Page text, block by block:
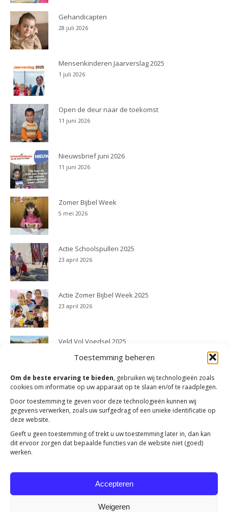
Toestemming beheren
Om de beste ervaring te bieden, gebruiken wij technologieën zoals
cookies om informatie op uw apparaat op te slaan en/of te raadplegen.
Door toestemming te geven voor deze technologieën kunnen wij
gegevens verwerken, zoals uw surfgedrag of een unieke identificatie op
deze website.
Geeft u geen toestemming of trekt u uw toestemming later in, dan kan
dit ervoor zorgen dat bepaalde functies van de website niet (goed)
werken.
Accepteren
Weigeren
Gehandicapten
28 juli 2026
Mensenkinderen Jaarverslag 2025
1 juli 2026
Open de deur naar de toekomst
11 juni 2026
Nieuwsbrief juni 2026
11 juni 2026
Zomer Bijbel Week
5 mei 2026
Actie Schoolspullen 2025
23 april 2026
Actie Zomer Bijbel Week 2025
23 april 2026
Veld Vol Voedsel 2025